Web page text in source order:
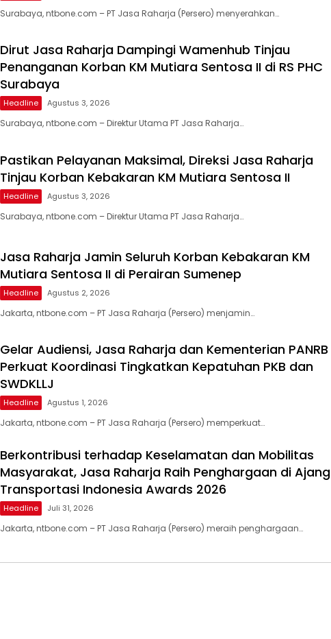
Surabaya, ntbone.com – PT Jasa Raharja (Persero) menyerahkan…
Dirut Jasa Raharja Dampingi Wamenhub Tinjau
Penanganan Korban KM Mutiara Sentosa II di RS PHC
Surabaya
Headline Agustus 3, 2026
Surabaya, ntbone.com – Direktur Utama PT Jasa Raharja…
Pastikan Pelayanan Maksimal, Direksi Jasa Raharja
Tinjau Korban Kebakaran KM Mutiara Sentosa II
Headline Agustus 3, 2026
Surabaya, ntbone.com – Direktur Utama PT Jasa Raharja…
Jasa Raharja Jamin Seluruh Korban Kebakaran KM
Mutiara Sentosa II di Perairan Sumenep
Headline Agustus 2, 2026
Jakarta, ntbone.com – PT Jasa Raharja (Persero) menjamin…
Gelar Audiensi, Jasa Raharja dan Kementerian PANRB
Perkuat Koordinasi Tingkatkan Kepatuhan PKB dan
SWDKLLJ
Headline Agustus 1, 2026
Jakarta, ntbone.com – PT Jasa Raharja (Persero) memperkuat…
Berkontribusi terhadap Keselamatan dan Mobilitas
Masyarakat, Jasa Raharja Raih Penghargaan di Ajang
Transportasi Indonesia Awards 2026
Headline Juli 31, 2026
Jakarta, ntbone.com – PT Jasa Raharja (Persero) meraih penghargaan…